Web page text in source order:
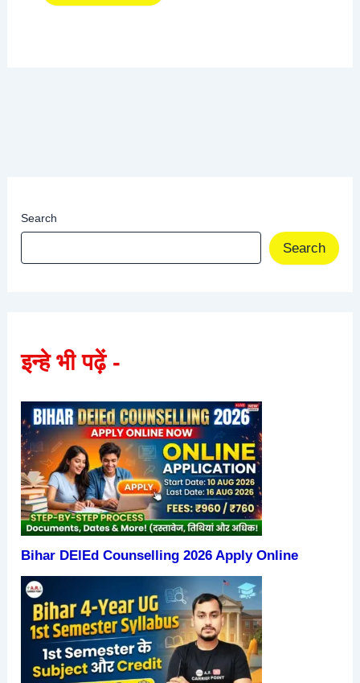
Search
Search
इन्हे भी पढ़ें -
Bihar DElEd Counselling 2026 Apply Online